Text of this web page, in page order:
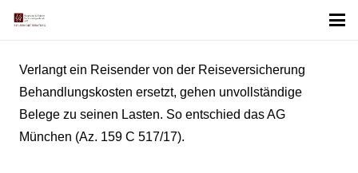
Verlangt ein Reisender von der Reiseversicherung
Behandlungskosten ersetzt, gehen unvollständige
Belege zu seinen Lasten. So entschied das AG
München (Az. 159 C 517/17).